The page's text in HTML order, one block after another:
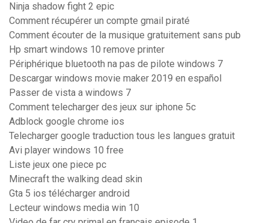
Ninja shadow fight 2 epic
Comment récupérer un compte gmail piraté
Comment écouter de la musique gratuitement sans pub
Hp smart windows 10 remove printer
Périphérique bluetooth na pas de pilote windows 7
Descargar windows movie maker 2019 en español
Passer de vista a windows 7
Comment telecharger des jeux sur iphone 5c
Adblock google chrome ios
Telecharger google traduction tous les langues gratuit
Avi player windows 10 free
Liste jeux one piece pc
Minecraft the walking dead skin
Gta 5 ios télécharger android
Lecteur windows media win 10